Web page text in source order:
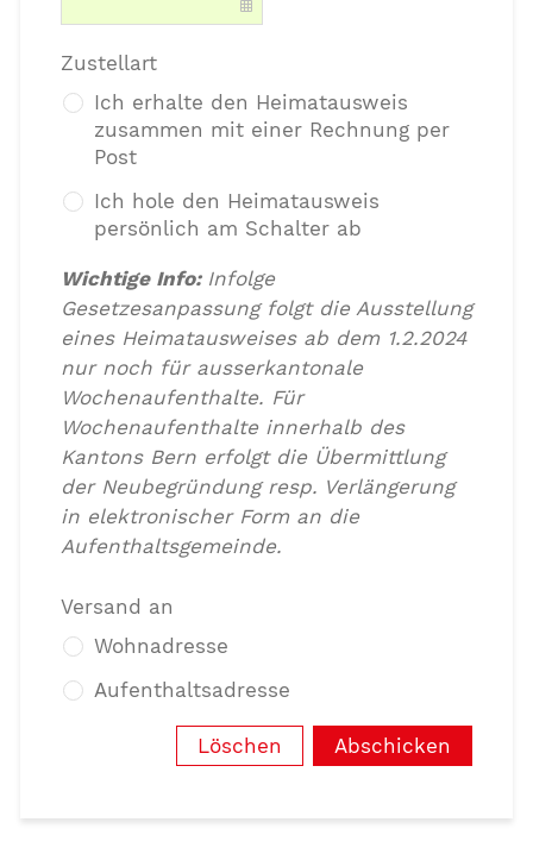
Zustellart
Ich erhalte den Heimatausweis
zusammen mit einer Rechnung per
Post
Ich hole den Heimatausweis
persönlich am Schalter ab
Wichtige Info: Infolge
Gesetzesanpassung folgt die Ausstellung
eines Heimatausweises ab dem 1.2.2024
nur noch für ausserkantonale
Wochenaufenthalte. Für
Wochenaufenthalte innerhalb des
Kantons Bern erfolgt die Übermittlung
der Neubegründung resp. Verlängerung
in elektronischer Form an die
Aufenthaltsgemeinde.
Versand an
Wohnadresse
Aufenthaltsadresse
Löschen Abschicken